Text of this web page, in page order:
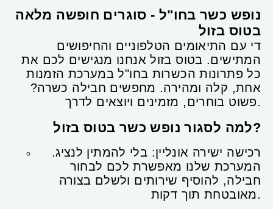
נופש כשר בחו"ל - סוגרים חופשה מלאה
בטוס בזול
די עם התיאומים הטלפוניים והחיפושים
המתישים. בטוס בזול אנחנו מנגישים לכם את
כל פתרונות הכשרות בחו"ל במערכת הזמנות
אחת, קלה ומהירה. מחפשים חבילה כשרה?
פשוט בוחרים, מזמינים ויוצאים לדרך.
למה לסגור נופש כשר בטוס בזול?
רכישה ישירה אונליין: בלי להמתין לנציג.
המערכת שלנו מאפשרת לכם לבחור
חבילה, להוסיף שירותים ולשלם בצורה
מאובטחת תוך דקות.